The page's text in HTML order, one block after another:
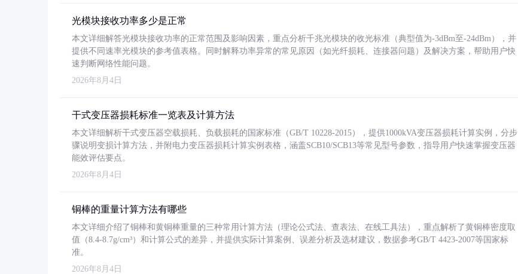
光模块接收功率多少是正常
本文详细解答光模块接收功率的正常范围及影响因素，重点分析千兆光模块的收光标准（典型值为-3dBm至-24dBm），并
提供不同速率光模块的参考值表格。同时解释功率异常的常见原因（如光纤损耗、连接器问题）及解决方案，帮助用户快
速判断网络性能问题。
2026年8月4日
干式变压器损耗标准一览表及计算方法
本文详细解析干式变压器空载损耗、负载损耗的国家标准（GB/T 10228-2015），提供1000kVA变压器损耗计算实例，分步
骤说明变损计算方法，并附电力变压器损耗计算实例表格，涵盖SCB10/SCB13等常见型号参数，指导用户快速掌握变压器
能效评估要点。
2026年8月4日
铜棒的重量计算方法有哪些
本文详细介绍了铜棒和黄铜棒重量的三种常用计算方法（理论公式法、查表法、在线工具法），重点解析了黄铜棒密度取
值（8.4-8.7g/cm³）和计算公式的差异，并提供实际计算案例、误差分析及选材建议，数据参考GB/T 4423-2007等国家标
准。
2026年8月4日